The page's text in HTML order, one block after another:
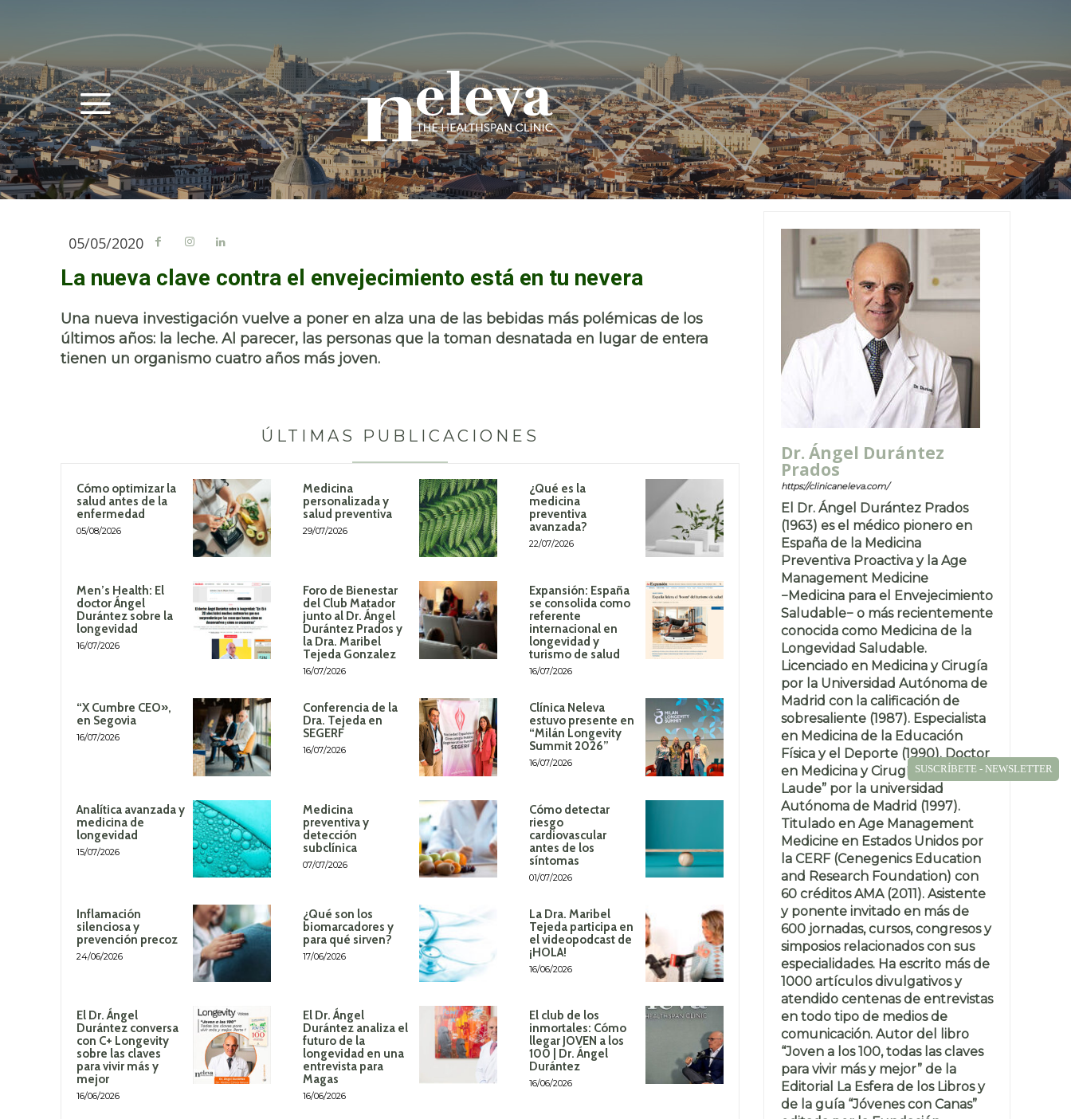
05/05/2020
La nueva clave contra el envejecimiento está en tu nevera
Una nueva investigación vuelve a poner en alza una de las bebidas más polémicas de los
últimos años: la leche. Al parecer, las personas que la toman desnatada en lugar de entera
tienen un organismo cuatro años más joven.
ÚLTIMAS PUBLICACIONES
Cómo optimizar la
salud antes de la
enfermedad
05/08/2026
Medicina
personalizada y
salud preventiva
29/07/2026
¿Qué es la
medicina
preventiva
avanzada?
22/07/2026
Men’s Health: El
doctor Ángel
Durántez sobre la
longevidad
16/07/2026
Foro de Bienestar
del Club Matador
junto al Dr. Ángel
Durántez Prados y
la Dra. Maribel
Tejeda Gonzalez
16/07/2026
Expansión: España
se consolida como
referente
internacional en
longevidad y
turismo de salud
16/07/2026
“X Cumbre CEO»,
en Segovia
16/07/2026
Conferencia de la
Dra. Tejeda en
SEGERF
16/07/2026
Clínica Neleva
estuvo presente en
“Milán Longevity
Summit 2026”
16/07/2026
Analítica avanzada y
medicina de
longevidad
15/07/2026
Medicina
preventiva y
detección
subclínica
07/07/2026
Cómo detectar
riesgo
cardiovascular
antes de los
síntomas
01/07/2026
Inflamación
silenciosa y
prevención precoz
24/06/2026
¿Qué son los
biomarcadores y
para qué sirven?
17/06/2026
La Dra. Maribel
Tejeda participa en
el videopodcast de
¡HOLA!
16/06/2026
El Dr. Ángel
Durántez conversa
con C+ Longevity
sobre las claves
para vivir más y
mejor
16/06/2026
El Dr. Ángel
Durántez analiza el
futuro de la
longevidad en una
entrevista para
Magas
16/06/2026
El club de los
inmortales: Cómo
llegar JOVEN a los
100 | Dr. Ángel
Durántez
16/06/2026
Dr. Ángel Durántez
Prados
https://clinicaneleva.com/
El Dr. Ángel Durántez Prados
(1963) es el médico pionero en
España de la Medicina
Preventiva Proactiva y la Age
Management Medicine
−Medicina para el Envejecimiento
Saludable− o más recientemente
conocida como Medicina de la
Longevidad Saludable.
Licenciado en Medicina y Cirugía
por la Universidad Autónoma de
Madrid con la calificación de
sobresaliente (1987). Especialista
en Medicina de la Educación
Física y el Deporte (1990). Doctor
en Medicina y Cirugía “Cum
Laude” por la universidad
Autónoma de Madrid (1997).
Titulado en Age Management
Medicine en Estados Unidos por
la CERF (Cenegenics Education
and Research Foundation) con
60 créditos AMA (2011). Asistente
y ponente invitado en más de
600 jornadas, cursos, congresos y
simposios relacionados con sus
especialidades. Ha escrito más de
1000 artículos divulgativos y
atendido centenas de entrevistas
en todo tipo de medios de
comunicación. Autor del libro
“Joven a los 100, todas las claves
para vivir más y mejor” de la
Editorial La Esfera de los Libros y
de la guía “Jóvenes con Canas”
SUSCRÍBETE - NEWSLETTER